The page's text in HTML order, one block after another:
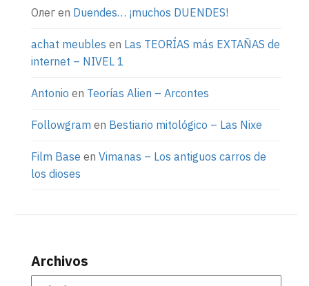
Олег en Duendes… ¡muchos DUENDES!
achat meubles en Las TEORÍAS más EXTAÑAS de
internet – NIVEL 1
Antonio en Teorías Alien – Arcontes
Followgram en Bestiario mitológico – Las Nixe
Film Base en Vimanas – Los antiguos carros de
los dioses
Archivos